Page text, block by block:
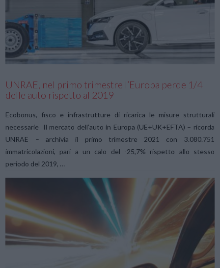
VIEW POST
UNRAE, nel primo trimestre l’Europa perde 1/4
delle auto rispetto al 2019
Ecobonus, fisco e infrastrutture di ricarica le misure strutturali
necessarie Il mercato dell’auto in Europa (UE+UK+EFTA) – ricorda
UNRAE – archivia il primo trimestre 2021 con 3.080.751
immatricolazioni, pari a un calo del -25,7% rispetto allo stesso
periodo del 2019, …